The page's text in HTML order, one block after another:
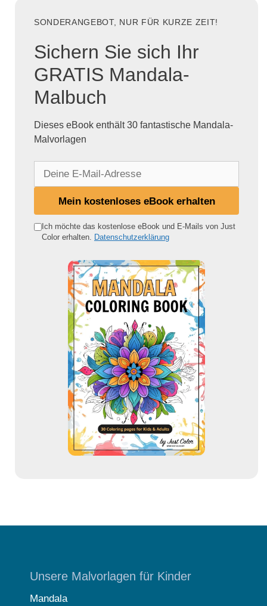
SONDERANGEBOT, NUR FÜR KURZE ZEIT!
Sichern Sie sich Ihr
GRATIS Mandala-
Malbuch
Dieses eBook enthält 30 fantastische Mandala-
Malvorlagen
e
Mein kostenloses eBook erhalten
Ich möchte das kostenlose eBook und E-Mails von Just
Color erhalten. Datenschutzerklärung
Unsere Malvorlagen für Kinder
Mandala